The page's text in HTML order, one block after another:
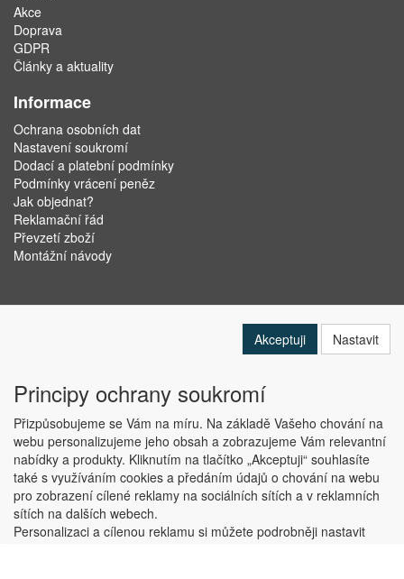
Akce
Doprava
GDPR
Články a aktuality
Informace
Ochrana osobních dat
Nastavení soukromí
Dodací a platební podmínky
Podmínky vrácení peněz
Jak objednat?
Reklamační řád
Převzetí zboží
Montážní návody
Copyright © ABRA Software a.s. 2019
Akceptuji Nastavit
Principy ochrany soukromí
Přizpůsobujeme se Vám na míru. Na základě Vašeho chování na
webu personalizujeme jeho obsah a zobrazujeme Vám relevantní
nabídky a produkty. Kliknutím na tlačítko „Akceptuji“ souhlasíte
také s využíváním cookies a předáním údajů o chování na webu
pro zobrazení cílené reklamy na sociálních sítích a v reklamních
sítích na dalších webech.
Personalizaci a cílenou reklamu si můžete podrobněji nastavit